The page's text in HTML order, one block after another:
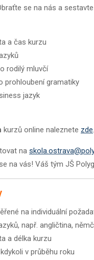
se na nás a
a čas kurzu
rodilý mluvčí
prohloubení gramatiky
jazyk
kurzů online naleznete zde.
na
na vás! Váš tým JŠ
na individuální
např. angličtina,
a délka kurzu
v průběhu roku